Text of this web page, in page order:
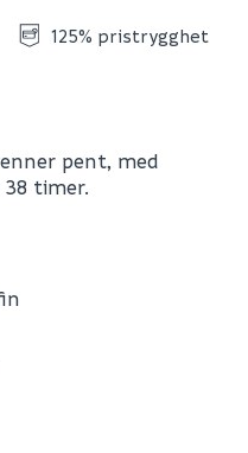
125% pristrygghet
pent, med
timer.